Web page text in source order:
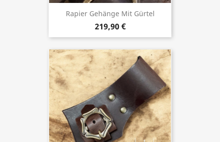
Rapier Gehänge Mit Gürtel
219,90 €